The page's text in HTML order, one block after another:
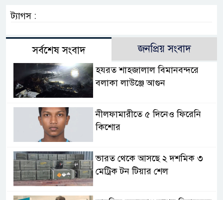
ট্যাগস :
সর্বশেষ সংবাদ জনপ্রিয় সংবাদ
হযরত শাহজালাল বিমানবন্দরে
বলাকা লাউঞ্জে আগুন
নীলফামারীতে ৫ দিনেও ফিরেনি
কিশোর
ভারত থেকে আসছে ২ দশমিক ৩
মেট্রিক টন টিয়ার শেল